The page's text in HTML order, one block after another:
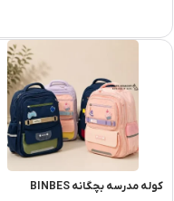
کوله مدرسه بچگانه BINBES